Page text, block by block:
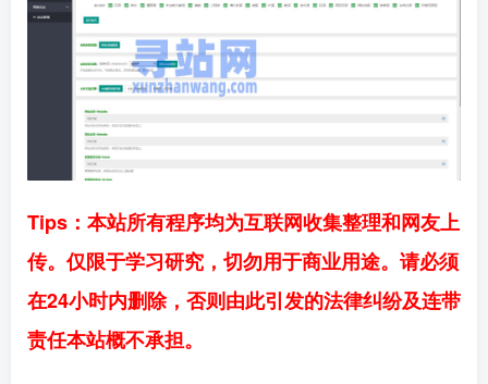
Tips：本站所有程序均为互联网收集整理和网友上
传。仅限于学习研究，切勿用于商业用途。请必须
在24小时内删除，否则由此引发的法律纠纷及连带
责任本站概不承担。